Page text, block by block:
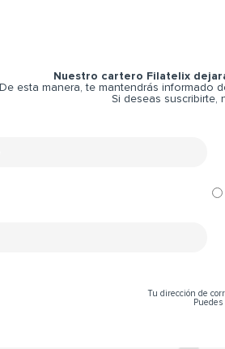
Nuestro cartero Filatelix
De esta manera, te mantendrás informado
Si deseas suscribirte,
Tu dirección de